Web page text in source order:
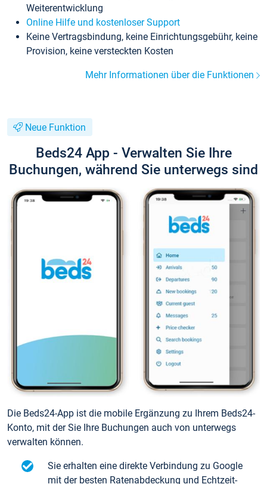
Weiterentwicklung
Online Hilfe und kostenloser Support
Keine Vertragsbindung, keine Einrichtungsgebühr, keine
Provision, keine versteckten Kosten
Mehr Informationen über die Funktionen
Neue Funktion
Beds24 App - Verwalten Sie Ihre
Buchungen, während Sie unterwegs sind
Die Beds24-App ist die mobile Ergänzung zu Ihrem Beds24-
Konto, mit der Sie Ihre Buchungen auch von unterwegs
verwalten können.
Sie erhalten eine direkte Verbindung zu Google
mit der besten Ratenabdeckung und Echtzeit-